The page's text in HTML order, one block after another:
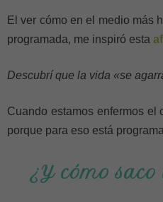
El ver cómo en el medio más
programada, me inspiró esta
Descubrí que la vida «se
Cuando estamos enfermos
porque para eso está
¿Y cómo